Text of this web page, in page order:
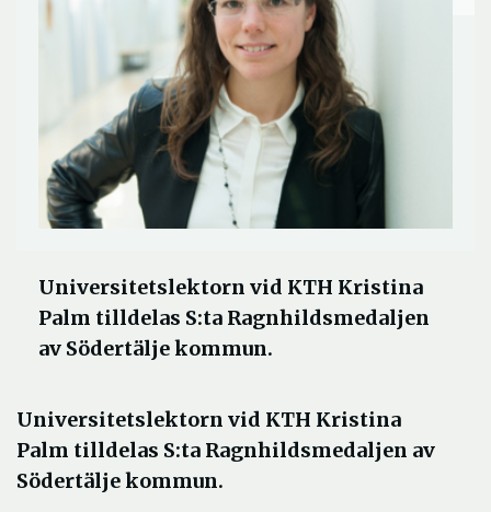
Universitetslektorn vid KTH Kristina
Palm tilldelas S:ta Ragnhildsmedaljen
av Södertälje kommun.
Universitetslektorn vid KTH Kristina
Palm tilldelas S:ta Ragnhildsmedaljen av
Södertälje kommun.